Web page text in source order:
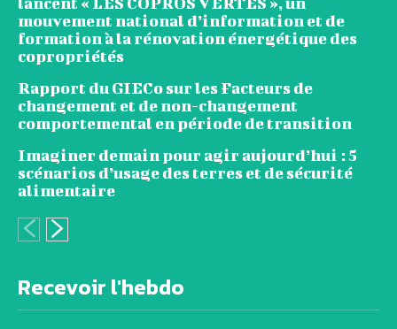
mouvement national d’information et de
formation à la rénovation énergétique des
copropriétés
Rapport du GIECo sur les Facteurs de
changement et de non-changement
comportemental en période de transition
Imaginer demain pour agir aujourd’hui : 5
scénarios d’usage des terres et de sécurité
alimentaire
Recevoir l'hebdo